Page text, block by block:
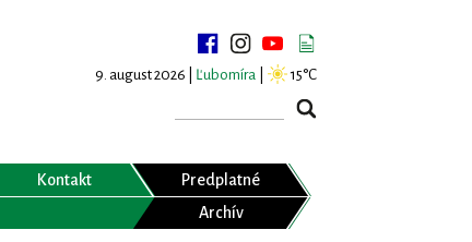
9. august 2026 | Ľubomíra 15°C
Kontakt
Predplatné
Archív